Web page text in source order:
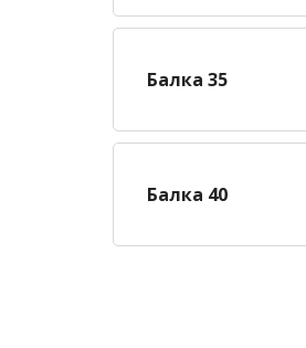
Балка 35
Балка 40